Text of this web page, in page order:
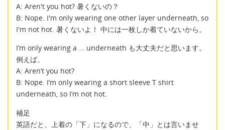
A: Aren't you hot? 暑くないの？
B: Nope. I'm only wearing one other layer underneath, so
I'm not hot. 暑くないよ！ 中には一枚しか着ていないから。
I’m only wearing a … underneath も大丈夫だと思います。
例えば、
A: Aren’t you hot?
B: Nope. I’m only wearing a short sleeve T shirt
underneath, so I’m not hot.
補足
英語だと、上着の「下」になるので、「中」とは言いませ